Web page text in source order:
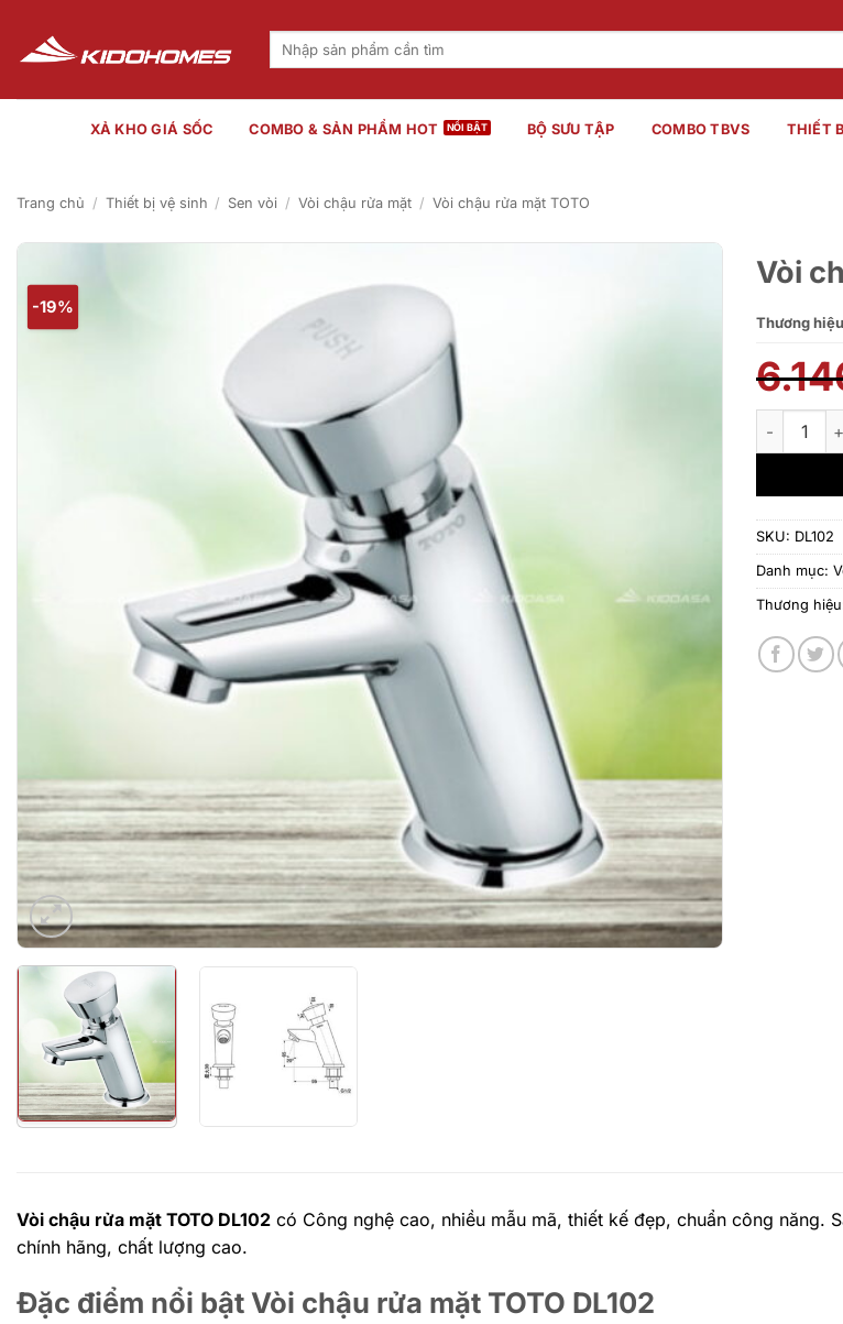
nội
dung
Tìm
XẢ KHO GIÁ SỐC COMBO & SẢN PHẨM HOT BỘ SƯU TẬP COMBO TBVS THIẾT
Trang chủ / Thiết bị vệ sinh / Sen vòi / Vòi chậu rửa mặt / Vòi chậu rửa mặt TOTO
-19%
Vòi
Thương
Vòi chậu
SKU: DL102
Danh mục:
Thương
Vòi chậu rửa mặt TOTO DL102 có Công nghệ cao, nhiều mẫu mã, thiết kế đẹp, chuẩn công năng.
chính hãng, chất lượng cao.
Đặc điểm nổi bật Vòi chậu rửa mặt TOTO DL102